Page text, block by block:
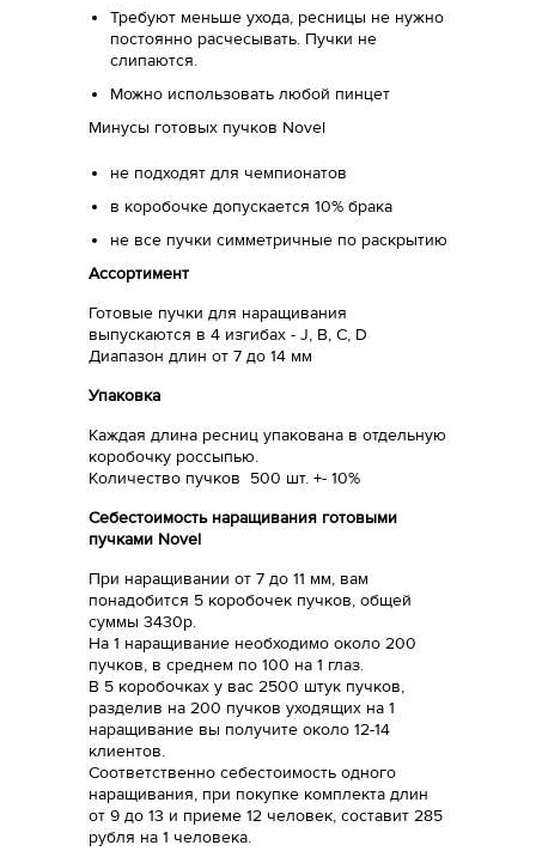
Требуют меньше ухода, ресницы не нужно
постоянно расчесывать. Пучки не
слипаются.
Можно использовать любой пинцет
Минусы готовых пучков Novel
не подходят для чемпионатов
в коробочке допускается 10% брака
не все пучки симметричные по раскрытию
Ассортимент
Готовые пучки для наращивания
выпускаются в 4 изгибах - J, B, C, D
Диапазон длин от 7 до 14 мм
Упаковка
Каждая длина ресниц упакована в отдельную
коробочку россыпью.
Количество пучков 500 шт. +- 10%
Себестоимость наращивания готовыми
пучками Novel
При наращивании от 7 до 11 мм, вам
понадобится 5 коробочек пучков, общей
суммы 3430р.
На 1 наращивание необходимо около 200
пучков, в среднем по 100 на 1 глаз.
В 5 коробочках у вас 2500 штук пучков,
разделив на 200 пучков уходящих на 1
наращивание вы получите около 12-14
клиентов.
Соответственно себестоимость одного
наращивания, при покупке комплекта длин
от 9 до 13 и приеме 12 человек, составит 285
рубля на 1 человека.